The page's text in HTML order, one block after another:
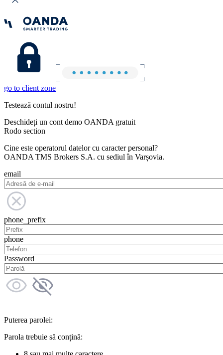
go to client zone
Testează contul nostru!
Deschideți un cont demo OANDA gratuit
Rodo section
Cine este operatorul datelor cu caracter personal?
OANDA TMS Brokers S.A. cu sediul în Varșovia.
email
phone_prefix
phone
Password
Puterea parolei:
Parola trebuie să conțină: